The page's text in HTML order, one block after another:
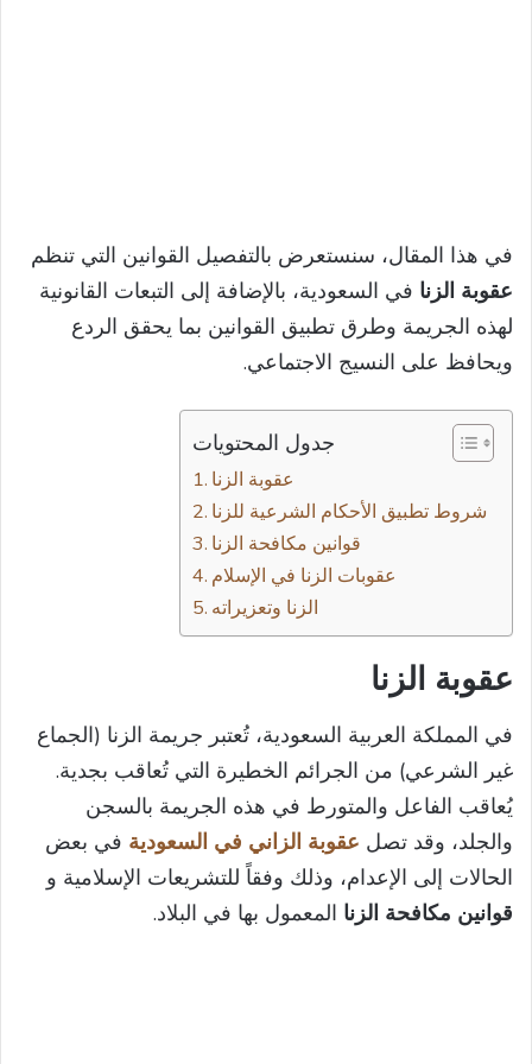
في هذا المقال، سنستعرض بالتفصيل القوانين التي تنظم
عقوبة الزنا في السعودية، بالإضافة إلى التبعات القانونية
لهذه الجريمة وطرق تطبيق القوانين بما يحقق الردع
ويحافظ على النسيج الاجتماعي.
جدول المحتويات
عقوبة الزنا
شروط تطبيق الأحكام الشرعية للزنا
قوانين مكافحة الزنا
عقوبات الزنا في الإسلام
الزنا وتعزيراته
عقوبة الزنا
في المملكة العربية السعودية، تُعتبر جريمة الزنا (الجماع
غير الشرعي) من الجرائم الخطيرة التي تُعاقب بجدية.
يُعاقب الفاعل والمتورط في هذه الجريمة بالسجن
والجلد، وقد تصل عقوبة الزاني في السعودية في بعض
الحالات إلى الإعدام، وذلك وفقاً للتشريعات الإسلامية و
قوانين مكافحة الزنا المعمول بها في البلاد.